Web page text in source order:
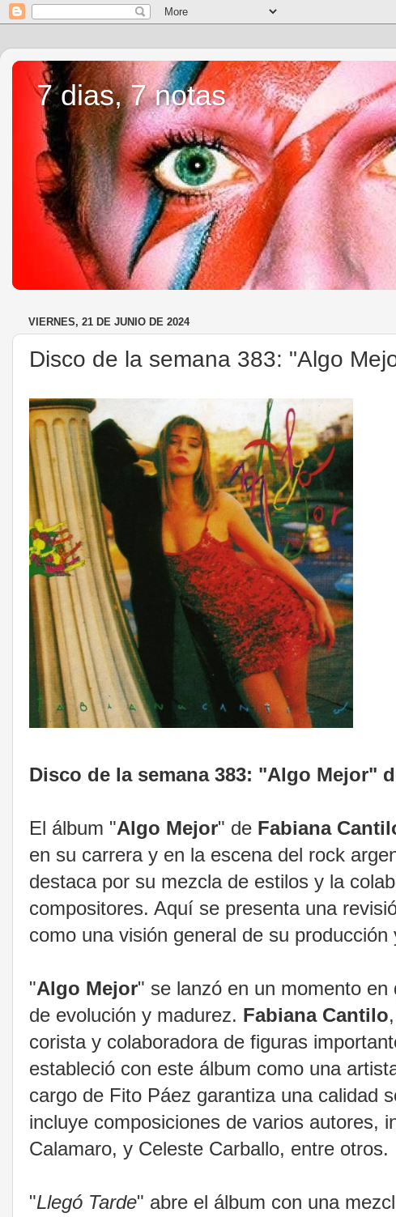
7 dias, 7 notas
VIERNES, 21 DE JUNIO DE 2024
Disco de la semana 383: "Algo
Disco de la semana 383: "Algo Mejor"
El álbum "Algo Mejor" de Fabiana
en su carrera y en la escena del rock
destaca por su mezcla de estilos y la
compositores. Aquí se presenta una
como una visión general de su producción
"Algo Mejor" se lanzó en un momento
de evolución y madurez. Fabiana Cantilo
corista y colaboradora de figuras
estableció con este álbum como una
cargo de Fito Páez garantiza una calidad
incluye composiciones de varios autores,
Calamaro, y Celeste Carballo, entre otros.
"Llegó Tarde" abre el álbum con una